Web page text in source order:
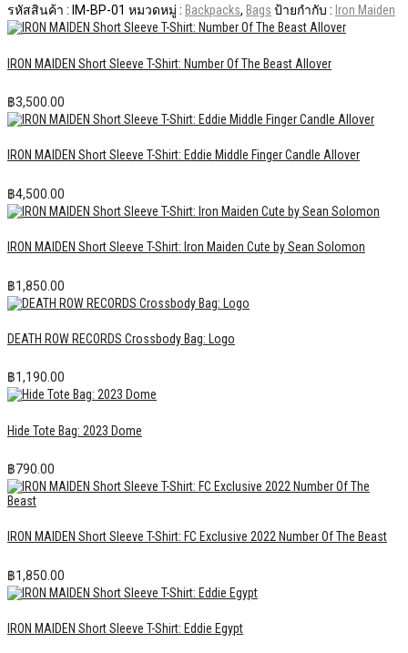
รหัสสินค้า : IM-BP-01 หมวดหมู่ : Backpacks, Bags ป้ายกำกับ : Iron Maiden
IRON MAIDEN Short Sleeve T-Shirt: Number Of The Beast Allover
฿3,500.00
IRON MAIDEN Short Sleeve T-Shirt: Eddie Middle Finger Candle Allover
฿4,500.00
IRON MAIDEN Short Sleeve T-Shirt: Iron Maiden Cute by Sean Solomon
฿1,850.00
DEATH ROW RECORDS Crossbody Bag: Logo
฿1,190.00
Hide Tote Bag: 2023 Dome
฿790.00
IRON MAIDEN Short Sleeve T-Shirt: FC Exclusive 2022 Number Of The Beast
฿1,850.00
IRON MAIDEN Short Sleeve T-Shirt: Eddie Egypt